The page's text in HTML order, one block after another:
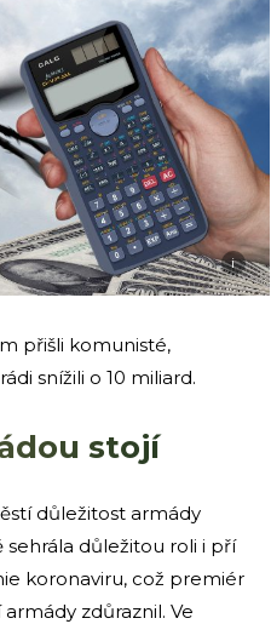
i
přišli komunisté,
snížili o 10 miliard.
stojí
důležitost armády
důležitou roli i pří
koronaviru, což premiér
zdůraznil. Ve